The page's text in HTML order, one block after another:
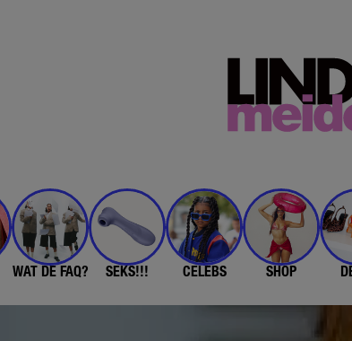
WAT DE FAQ? SEKS!!! CELEBS SHOP